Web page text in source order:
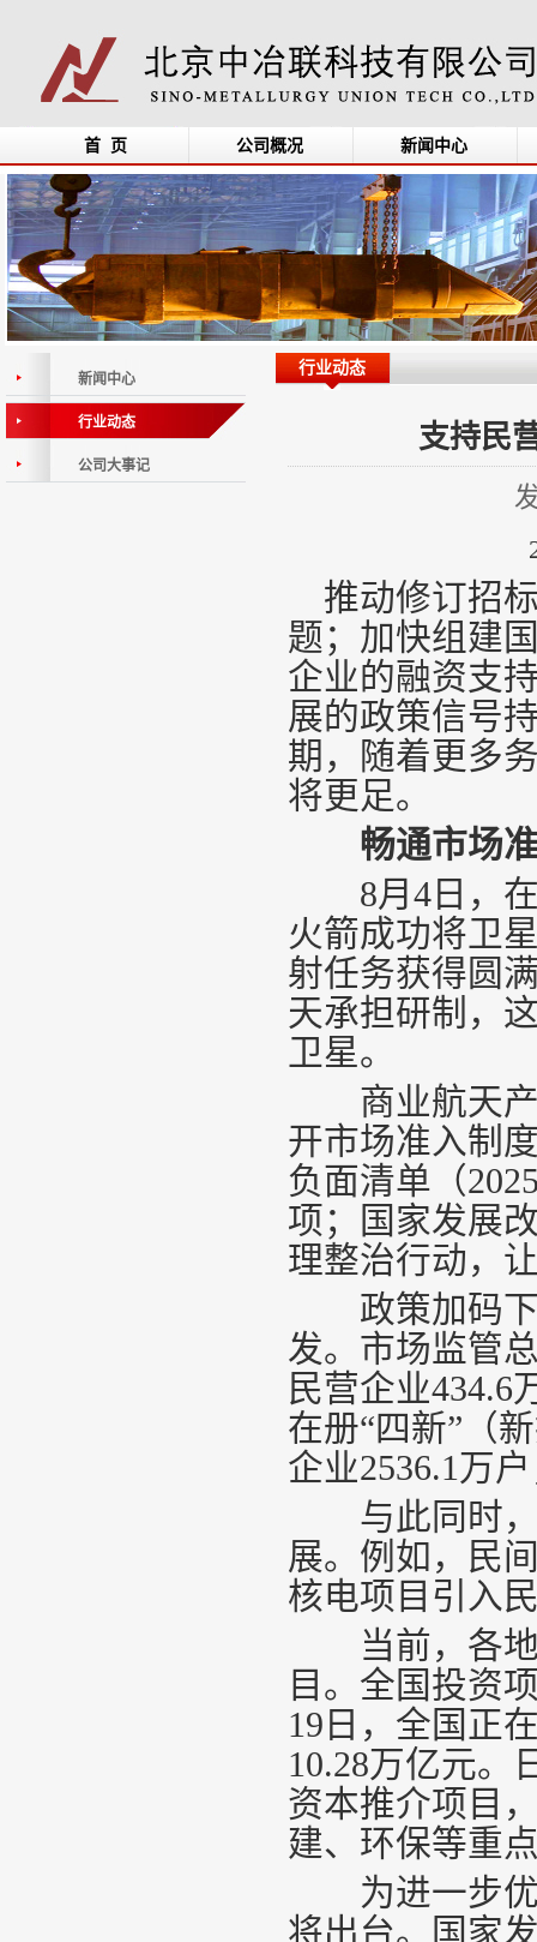
首 页 公司概况 新闻中心
新闻中心
行业动态
公司大事记
行业动态
支持民
推动修订招
题；加快组建
企业的融资支
展的政策信号
期，随着更多
将更足。
畅通市场
8月4日，在
火箭成功将卫
射任务获得圆
天承担研制，
卫星。
商业航天产
开市场准入制
负面清单（
项；国家发展
理整治行动，
政策加码下
发。市场监管
民营企业434.6
在册“四新”（
企业2536.1万
与此同时，
展。例如，民
核电项目引入
当前，各地
目。全国投资
19日，全国正
10.28万亿元。
资本推介项目
建、环保等重
为进一步优
将出台。国家